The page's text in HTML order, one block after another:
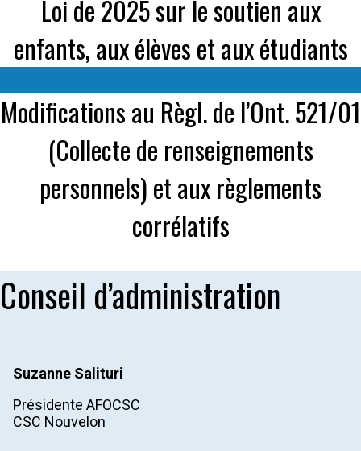
Loi de 2025 sur le soutien aux
enfants, aux élèves et aux étudiants
Modifications au Règl. de l’Ont. 521/01
(Collecte de renseignements
personnels) et aux règlements
corrélatifs
Conseil d’administration
Suzanne Salituri
Présidente AFOCSC
CSC Nouvelon